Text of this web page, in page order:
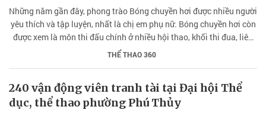
Những năm gần đây, phong trào Bóng chuyền hơi được nhiều người
yêu thích và tập luyện, nhất là chị em phụ nữ. Bóng chuyền hơi còn
được xem là môn thi đấu chính ở nhiều hội thao, khối thi đua, liên
ngành… đã tạo nên phong trào tập luyện sôi nổi, kết nối cộng đồng.
THỂ THAO 360
240 vận động viên tranh tài tại Đại hội Thể
dục, thể thao phường Phú Thủy